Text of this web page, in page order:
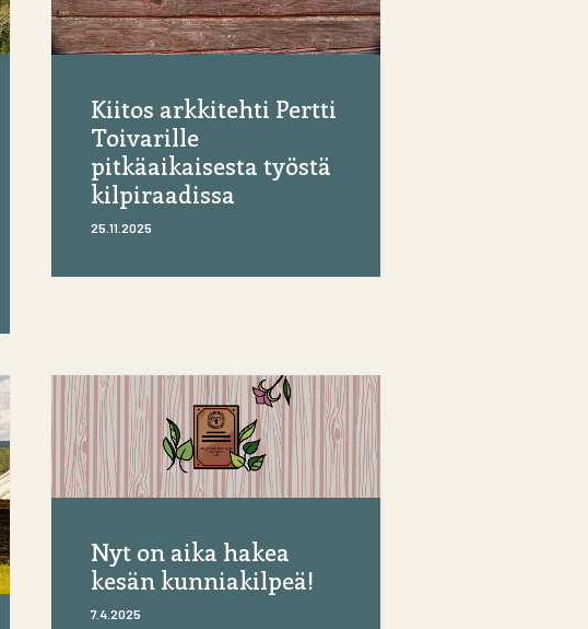
Kiitos arkkitehti Pertti
Toivarille
pitkäaikaisesta työstä
kilpiraadissa
25.11.2025
Nyt on aika hakea
kesän kunniakilpeä!
7.4.2025